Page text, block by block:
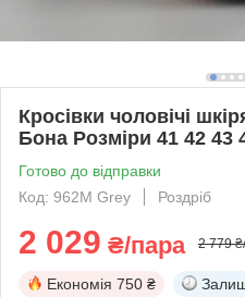
Кросівки чоловічі
Бона Розміри 41 42 43
Готово до відправки
Код: 962M Grey
Роздріб
2 029 ₴/пара 2 779
Економія 750 ₴